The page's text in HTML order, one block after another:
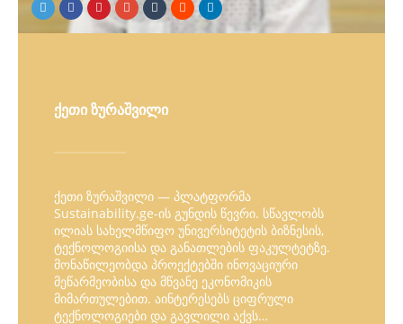
ქეთი ზურაშვილი
ქეთი ზურაშვილი — პლატფორმა
Sustainability.ge-ის გუნდის წევრი. სწავლობს
ილიას სახელმწიფო უნივერსიტეტის ბიზნესის,
ტექნოლოგიისა და განათლების ფაკულტეტზე.
მონაწილეობდა პროექტებში ინოვაციური
მეწარმეობისა და მწვანე ეკონომიკის
მიმართულებით. აინტერესებს ციფრული
ტექნოლოგიები და გავლილი აქვს…